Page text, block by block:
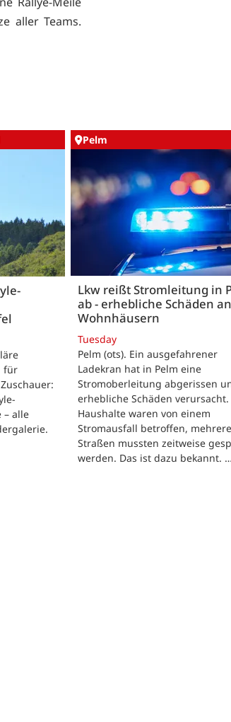
aller Teams.
für
– alle
Pelm
Lkw reißt Stromleitung in
ab - erhebliche Schäden an
Wohnhäusern
Tuesday
Pelm (ots). Ein ausgefahrener
Ladekran hat in Pelm eine
Stromoberleitung abgerissen
erhebliche Schäden
Haushalte waren von einem
Stromausfall betroffen, mehrere
Straßen mussten zeitweise
werden. Das ist dazu bekannt. …